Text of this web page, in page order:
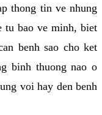
thong tin ve nhung
tu bao ve minh, biet
benh sao cho ket
binh thuong nao o
voi hay den benh